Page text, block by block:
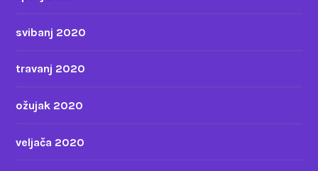
svibanj 2020
travanj 2020
ožujak 2020
veljača 2020